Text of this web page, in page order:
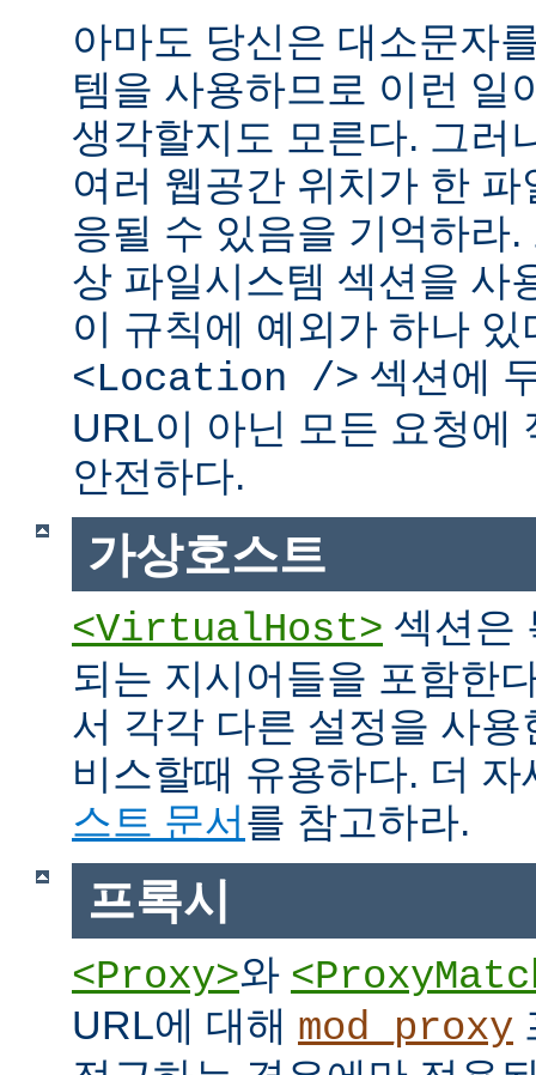
아마도 당신은 대소문자
템을 사용하므로 이런 일
생각할지도 모른다. 그러
여러 웹공간 위치가 한
응될 수 있음을 기억하라
상 파일시스템 섹션을 사
이 규칙에 예외가 하나
<Location /> 섹션에
URL이 아닌 모든 요청에
안전하다.
가상호스트
<VirtualHost> 섹션은
되는 지시어들을 포함한
서 각각 다른 설정을 사
비스할때 유용하다. 더
스트 문서를 참고하라.
프록시
<Proxy>와
URL에 대해 mod_proxy